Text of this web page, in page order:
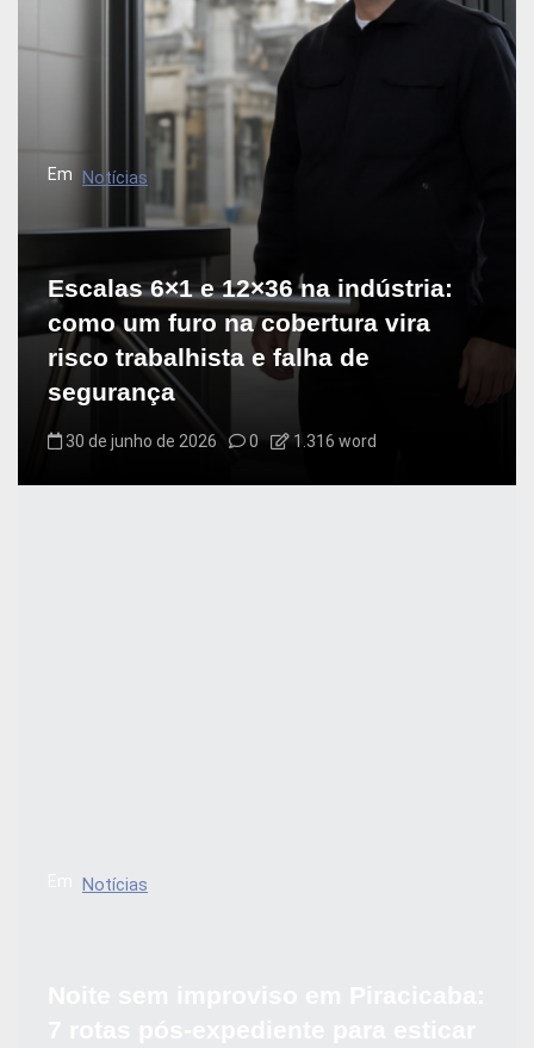
Em Notícias
Escalas 6×1 e 12×36 na indústria:
como um furo na cobertura vira
risco trabalhista e falha de
segurança
30 de junho de 2026 0 1.316 word
Notícias